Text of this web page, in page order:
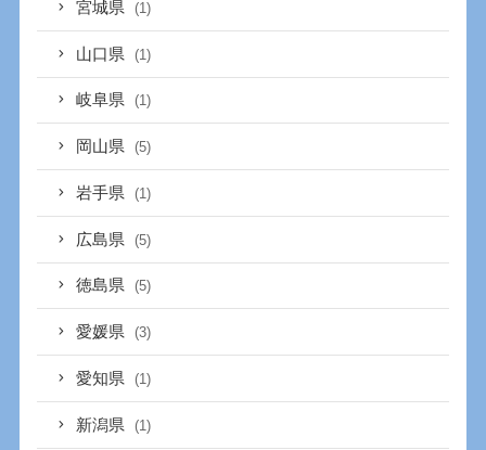
宮城県 (1)
山口県 (1)
岐阜県 (1)
岡山県 (5)
岩手県 (1)
広島県 (5)
徳島県 (5)
愛媛県 (3)
愛知県 (1)
新潟県 (1)